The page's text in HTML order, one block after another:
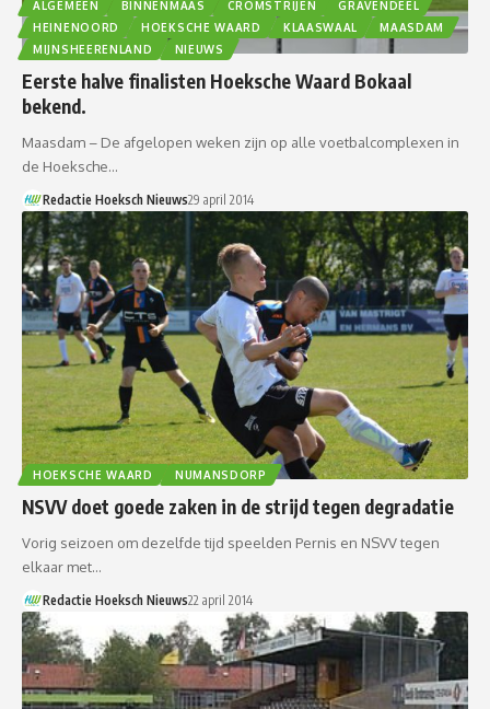
ALGEMEEN BINNENMAAS CROMSTRIJEN
GRAVENDEEL
HEINENOORD
HOEKSCHE WAARD KLAASWAAL
MAASDAM
MIJNSHEERENLAND
NIEUWS
Eerste halve finalisten Hoeksche Waard Bokaal
bekend.
Maasdam – De afgelopen weken zijn op alle voetbalcomplexen in
de Hoeksche…
Redactie Hoeksch Nieuws29 april 2014
HOEKSCHE WAARD NUMANSDORP
NSVV doet goede zaken in de strijd tegen degradatie
Vorig seizoen om dezelfde tijd speelden Pernis en NSVV tegen
elkaar met…
Redactie Hoeksch Nieuws22 april 2014